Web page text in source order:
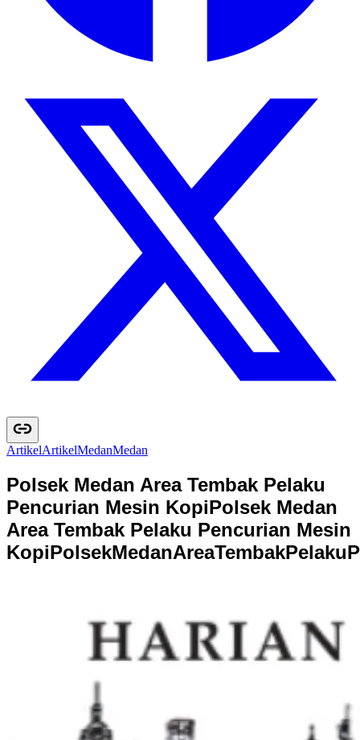
ArtikelArtikelMedanMedan
Polsek Medan Area Tembak Pelaku
Pencurian Mesin KopiPolsek Medan
Area Tembak Pelaku Pencurian Mesin
KopiPolsekMedanAreaTembakPelakuP